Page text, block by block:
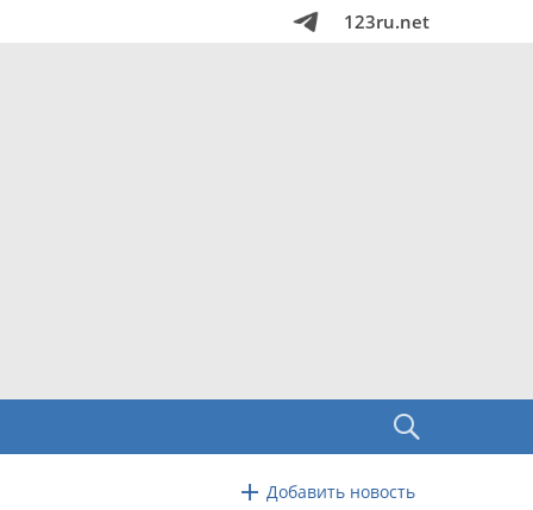
123ru.net
Добавить новость